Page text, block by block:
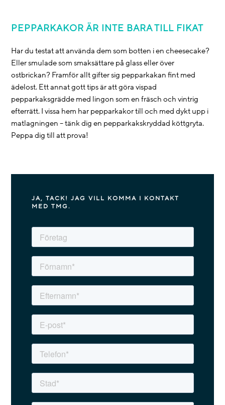
PEPPARKAKOR ÄR INTE BARA TILL FIKAT
Har du testat att använda dem som botten i en cheesecake?
Eller smulade som smaksättare på glass eller över
ostbrickan? Framför allt gifter sig pepparkakan fint med
ädelost. Ett annat gott tips är att göra vispad
pepparkaksgrädde med lingon som en fräsch och vintrig
efterrätt. I vissa hem har pepparkakor till och med dykt upp i
matlagningen – tänk dig en pepparkakskryddad köttgryta.
Peppa dig till att prova!
JA, TACK! JAG VILL KOMMA I KONTAKT
MED TMG.